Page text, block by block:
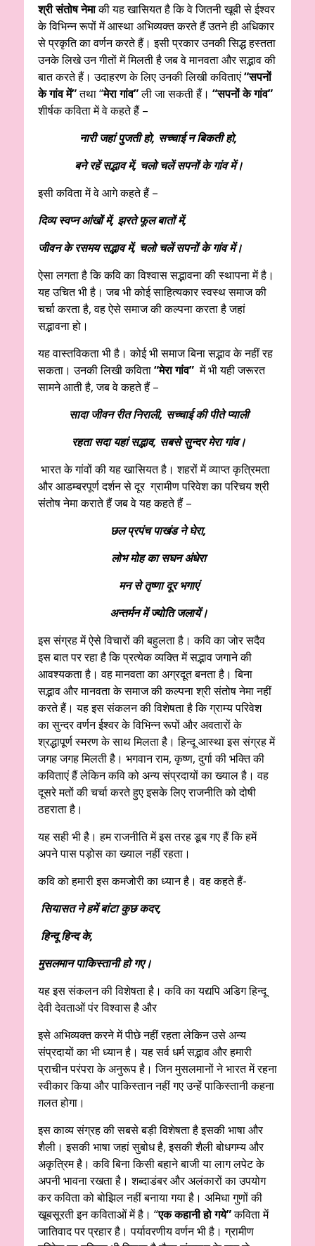
श्री संतोष नेमाकी यह खासियत है कि वे जितनी खूबी से ईश्वर
के विभिन्न रूपों में आस्था अभिव्यक्त करते हैं उतने ही अधिकार
से प्रकृति का वर्णन करते हैं। इसी प्रकार उनकी सिद्ध हस्तता
उनके लिखे उन गीतों में मिलती है जब वे मानवता और सद्भाव की
बात करते हैं। उदाहरण के लिए उनकी लिखी कविताएं“सपनों
के गांव में”तथा “मेरा गांव”ली जा सकती हैं। “सपनों के गांव”
शीर्षक कविता में वेकहते हैं –
नारी जहां पुजती हो, सच्चाई न बिकती हो,
बने रहें सद्भाव में, चलो चलें सपनों के गांव में।
इसी कविता में वे आगे कहते हैं –
दिव्य स्वप्न आंखों में, झरते फूल बातों में,
जीवन के रसमय सद्भाव में, चलो चलें सपनों के गांव में।
ऐसा लगता है कि कवि का विश्वास सद्भावना की स्थापना में है।
यह उचित भी है। जब भी कोई साहित्यकार स्वस्थ समाज की
चर्चा करता है, वह ऐसे समाज की कल्पना करता है जहां
सद्भावना हो।
यह वास्तविकता भी है। कोई भी समाज बिना सद्भाव के नहीं रह
सकता। उनकी लिखी कविता“मेरा गांव” में भी यही जरूरत
सामने आती है, जब वे कहते हैं –
सादा जीवन रीत निराली, सच्चाई की पीते प्याली
रहता सदा यहां सद्भाव, सबसे सुन्दर मेरा गांव।
भारत के गांवों की यह खासियत है। शहरों में व्याप्त कृत्रिमता
और आडम्बरपूर्ण दर्शन से दूर ग्रामीण परिवेश का परिचय श्री
संतोष नेमा कराते हैं जब वे यह कहते हैं –
छल प्रपंच पाखंड ने घेरा,
लोभ मोह का सघन अंधेरा
मन से तृष्णा दूर भगाएं
अन्तर्मन में ज्योति जलायें।
इस संग्रह में ऐसे विचारों की बहुलता है। कवि का जोर सदैव
इस बात पर रहा है कि प्रत्येक व्यक्ति में सद्भाव जगाने की
आवश्यकता है। वह मानवता का अग्रदूत बनता है। बिना
सद्भाव और मानवता के समाज की कल्पना श्री संतोष नेमा नहीं
करते हैं। यह इस संकलन की विशेषता है कि ग्राम्य परिवेश
का सुन्दर वर्णन ईश्वर के विभिन्न रूपों और अवतारों के
श्रद्धापूर्ण स्मरण के साथ मिलता है। हिन्दू आस्था इस संग्रह में
जगह जगह मिलती है। भगवान राम, कृष्ण, दुर्गा की भक्ति की
कविताएं हैं लेकिन कवि को अन्य संप्रदायों का ख्याल है। वह
दूसरे मतों की चर्चा करते हुए इसके लिए राजनीति को दोषी
ठहराता है।
यह सही भी है। हम राजनीति में इस तरह डूब गए हैं कि हमें
अपने पास पड़ोस का ख्याल नहीं रहता।
कवि को हमारी इस कमजोरी का ध्यान है। वह कहते हैं-
सियासत ने हमें बांटा कुछ कदर,
हिन्दू हिन्द के,
मुसलमान पाकिस्तानी हो गए।
यह इस संकलन की विशेषता है। कवि का यद्यपि अडिग हिन्दू
देवी देवताओं पंर विश्वास है और
इसे अभिव्यक्त करने में पीछे नहीं रहता लेकिन उसे अन्य
संप्रदायों का भी ध्यान है। यह सर्व धर्म सद्भाव और हमारी
प्राचीन परंपरा के अनुरूप है। जिन मुसलमानों ने भारत में रहना
स्वीकार किया और पाकिस्तान नहीं गए उन्हेंं पाकिस्तानी कहना
ग़लत होगा।
इस काव्य संग्रह की सबसे बड़ी विशेषता है इसकी भाषा और
शैली। इसकी भाषा जहां सुबोध है, इसकी शैली बोधगम्य और
अकृत्रिम है। कवि बिना किसी बहाने बाजी या लाग लपेट के
अपनी भावना रखता है। शब्दाडंबर और अलंकारों का उपयोग
कर कविता को बोझिल नहीं बनाया गया है। अमिधा गुणों की
खूबसूरती इन कविताओं में है। “एक कहानी हो गये”कविता में
जातिवाद पर प्रहार है। पर्यावरणीय वर्णन भी है। ग्रामीण